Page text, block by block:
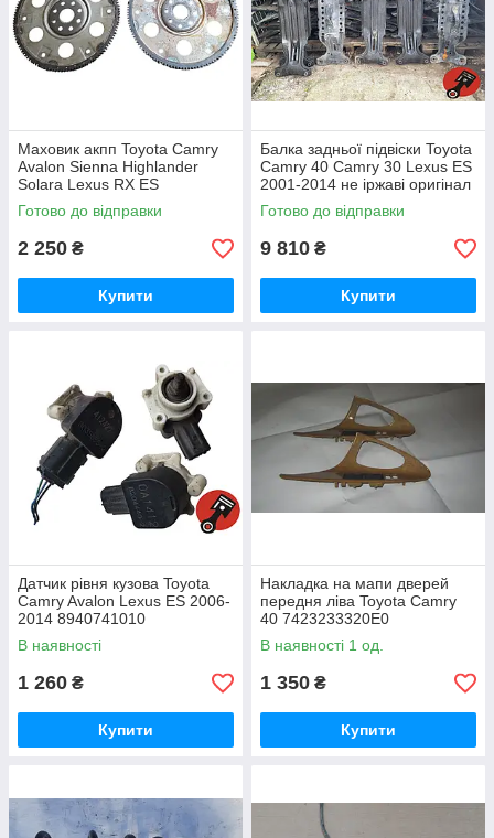
Маховик акпп Toyota Camry
Avalon Sienna Highlander
Solara Lexus RX ES
3210148010
Готово до відправки
2 250 ₴
Купити
Балка задньої підвіски Toyota
Camry 40 Camry 30 Lexus ES
2001-2014 не іржаві оригінал
гарантія
Готово до відправки
9 810 ₴
Купити
Датчик рівня кузова Toyota
Camry Avalon Lexus ES 2006-
2014 8940741010
В наявності
1 260 ₴
Купити
Накладка на мапи дверей
передня ліва Toyota Camry
40 7423233320E0
В наявності 1 од.
1 350 ₴
Купити